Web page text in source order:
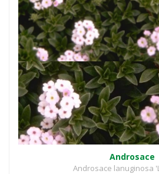
Androsace
Androsace lanuginosa